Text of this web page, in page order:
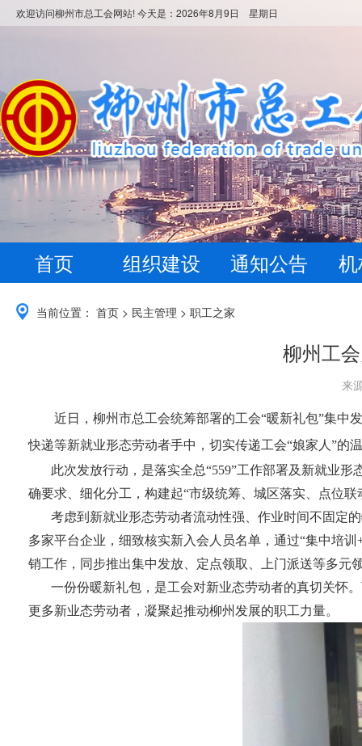
欢迎访问柳州市总工会网站! 今天是： 2026年8月9日 星期日
首页 组织建设 通知公告
当前位置： 首页 > 民主管理 > 职工之家
柳州工
来
近日，柳州市总工会统筹部署的工会“暖新礼包”集中
快递等新就业形态劳动者手中，切实传递工会“娘家人”的
此次发放行动，是落实全总“559”工作部署及新就业
确要求、细化分工，构建起“市级统筹、城区落实、点位
考虑到新就业形态劳动者流动性强、作业时间不固定
多家平台企业，细致核实新入会人员名单，通过“集中培
销工作，同步推出集中发放、定点领取、上门派送等多元
一份份暖新礼包，是工会对新业态劳动者的真切关怀
更多新业态劳动者，凝聚起推动柳州发展的职工力量。